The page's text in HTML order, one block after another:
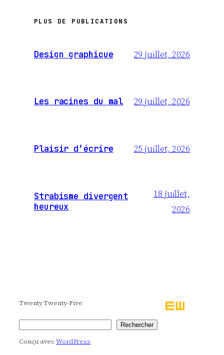
PLUS DE PUBLICATIONS
Design graphique 29 juillet, 2026
Les racines du mal 29 juillet, 2026
Plaisir d’écrire 25 juillet, 2026
Strabisme divergent
heureux
18 juillet,
2026
Twenty Twenty-Five
Rechercher
Conçu avecWordPress